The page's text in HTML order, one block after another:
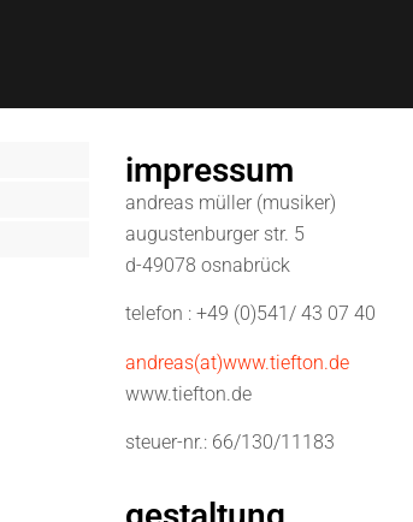
impressum
andreas müller (musiker)
augustenburger str. 5
d-49078 osnabrück
telefon : +49 (0)541/ 43 07 40
andreas(at)www.tiefton.de
www.tiefton.de
steuer-nr.: 66/130/11183